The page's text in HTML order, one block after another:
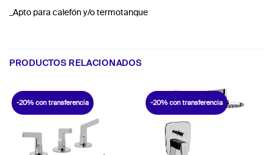
_Apto para calefón y/o termotanque
PRODUCTOS RELACIONADOS
-20% con transferencia -20% con transferencia